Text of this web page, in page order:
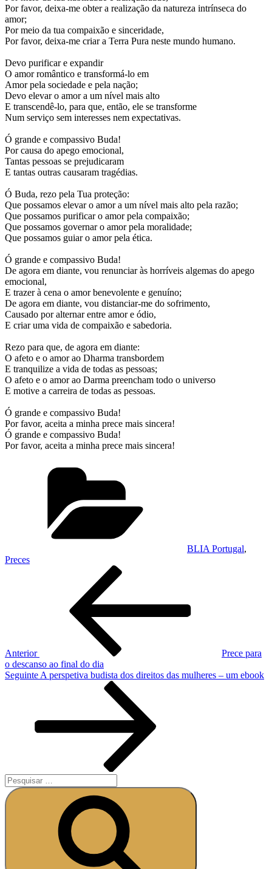
Por favor, deixa-me obter a realização da natureza intrínseca do
amor;
Por meio da tua compaixão e sinceridade,
Por favor, deixa-me criar a Terra Pura neste mundo humano.
Devo purificar e expandir
O amor romântico e transformá-lo em
Amor pela sociedade e pela nação;
Devo elevar o amor a um nível mais alto
E transcendê-lo, para que, então, ele se transforme
Num serviço sem interesses nem expectativas.
Ó grande e compassivo Buda!
Por causa do apego emocional,
Tantas pessoas se prejudicaram
E tantas outras causaram tragédias.
Ó Buda, rezo pela Tua proteção:
Que possamos elevar o amor a um nível mais alto pela razão;
Que possamos purificar o amor pela compaixão;
Que possamos governar o amor pela moralidade;
Que possamos guiar o amor pela ética.
Ó grande e compassivo Buda!
De agora em diante, vou renunciar às horríveis algemas do apego
emocional,
E trazer à cena o amor benevolente e genuíno;
De agora em diante, vou distanciar-me do sofrimento,
Causado por alternar entre amor e ódio,
E criar uma vida de compaixão e sabedoria.
Rezo para que, de agora em diante:
O afeto e o amor ao Dharma transbordem
E tranquilize a vida de todas as pessoas;
O afeto e o amor ao Darma preencham todo o universo
E motive a carreira de todas as pessoas.
Ó grande e compassivo Buda!
Por favor, aceita a minha prece mais sincera!
Ó grande e compassivo Buda!
Por favor, aceita a minha prece mais sincera!
BLIA Portugal,
Preces
Anterior
Prece para
o descanso ao final do dia
Seguinte A perspetiva budista dos direitos das mulheres – um ebook